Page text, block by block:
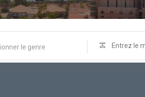
le genre